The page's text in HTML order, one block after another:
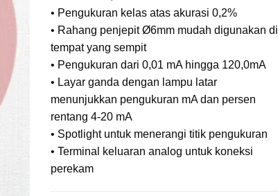
• Pengukuran kelas atas akurasi 0,2%
• Rahang penjepit Ø6mm mudah digunakan di
tempat yang sempit
• Pengukuran dari 0,01 mA hingga 120,0mA
• Layar ganda dengan lampu latar
menunjukkan pengukuran mA dan persen
rentang 4-20 mA
• Spotlight untuk menerangi titik pengukuran
• Terminal keluaran analog untuk koneksi
perekam